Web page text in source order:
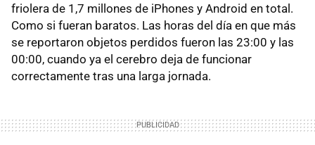
friolera de 1,7 millones de iPhones y Android en total.
Como si fueran baratos. Las horas del día en que más
se reportaron objetos perdidos fueron las 23:00 y las
00:00, cuando ya el cerebro deja de funcionar
correctamente tras una larga jornada.